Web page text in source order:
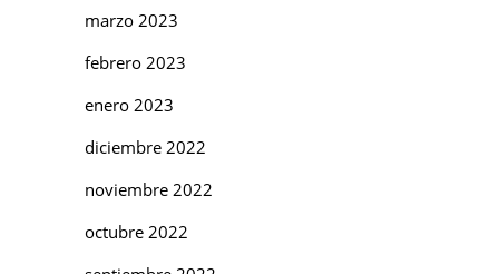
marzo 2023
febrero 2023
enero 2023
diciembre 2022
noviembre 2022
octubre 2022